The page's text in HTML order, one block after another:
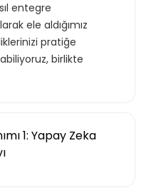
entegre
ele aldığımız
pratiğe
birlikte
1: Yapay Zeka
Ekle